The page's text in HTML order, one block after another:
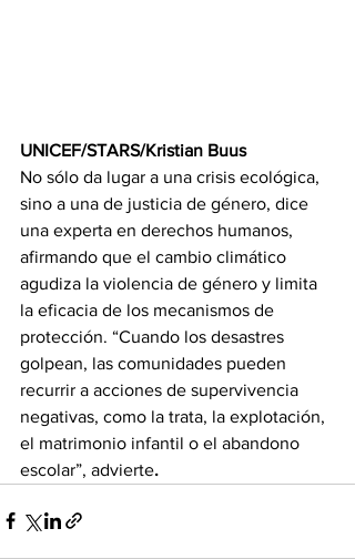
UNICEF/STARS/Kristian Buus
No sólo da lugar a una crisis ecológica,
sino a una de justicia de género, dice
una experta en derechos humanos,
afirmando que el cambio climático
agudiza la violencia de género y limita
la eficacia de los mecanismos de
protección. “Cuando los desastres
golpean, las comunidades pueden
recurrir a acciones de supervivencia
negativas, como la trata, la explotación,
el matrimonio infantil o el abandono
escolar”, advierte.